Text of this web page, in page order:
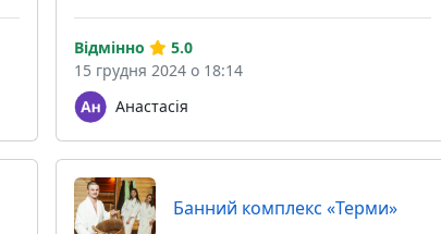
Анастасія
Відмінно
5.0
15 грудня 2024 о 18:14
Банний комплекс «Терми»